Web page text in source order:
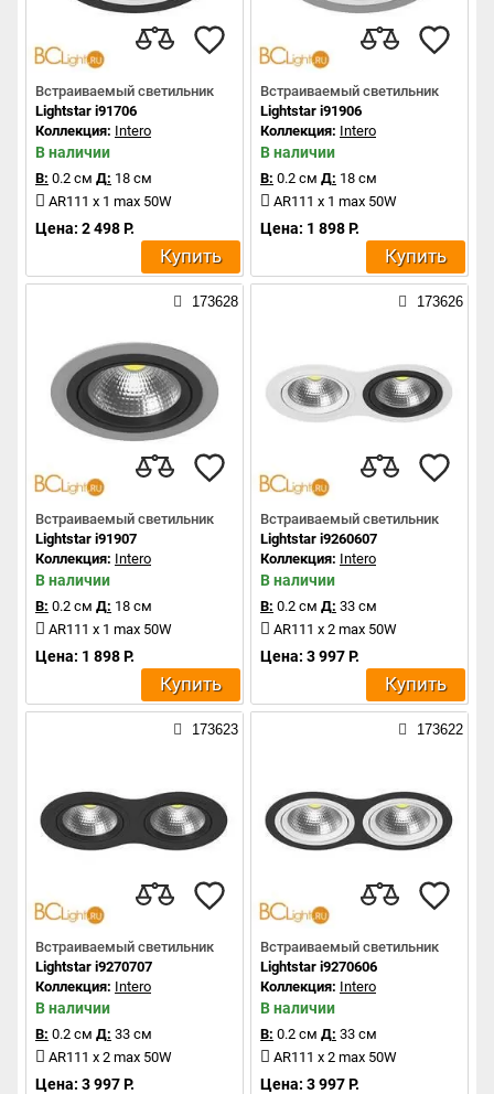
Встраиваемый светильник
Lightstar i91706
Коллекция: Intero
В наличии
В: 0.2 см Д: 18 см
AR111 x 1 max 50W
Цена: 2 498 Р.
Купить
Встраиваемый светильник
Lightstar i91906
Коллекция: Intero
В наличии
В: 0.2 см Д: 18 см
AR111 x 1 max 50W
Цена: 1 898 Р.
Купить
173628
Встраиваемый светильник
Lightstar i91907
Коллекция: Intero
В наличии
В: 0.2 см Д: 18 см
AR111 x 1 max 50W
Цена: 1 898 Р.
Купить
173626
Встраиваемый светильник
Lightstar i9260607
Коллекция: Intero
В наличии
В: 0.2 см Д: 33 см
AR111 x 2 max 50W
Цена: 3 997 Р.
Купить
173623
Встраиваемый светильник
Lightstar i9270707
Коллекция: Intero
В наличии
В: 0.2 см Д: 33 см
AR111 x 2 max 50W
Цена: 3 997 Р.
173622
Встраиваемый светильник
Lightstar i9270606
Коллекция: Intero
В наличии
В: 0.2 см Д: 33 см
AR111 x 2 max 50W
Цена: 3 997 Р.